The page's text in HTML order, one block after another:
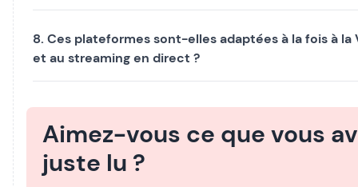
8. Ces plateformes sont-elles adaptées à la fois à la
et au streaming en direct ?
Aimez-vous ce que vous
juste lu ?